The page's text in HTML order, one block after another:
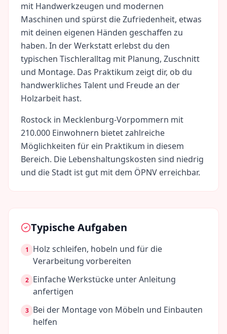
mit Handwerkzeugen und modernen
Maschinen und spürst die Zufriedenheit, etwas
mit deinen eigenen Händen geschaffen zu
haben. In der Werkstatt erlebst du den
typischen Tischleralltag mit Planung, Zuschnitt
und Montage. Das Praktikum zeigt dir, ob du
handwerkliches Talent und Freude an der
Holzarbeit hast.
Rostock in Mecklenburg-Vorpommern mit
210.000 Einwohnern bietet zahlreiche
Möglichkeiten für ein Praktikum in diesem
Bereich. Die Lebenshaltungskosten sind niedrig
und die Stadt ist gut mit dem ÖPNV erreichbar.
Typische Aufgaben
1
Holz schleifen, hobeln und für die
Verarbeitung vorbereiten
2 Einfache Werkstücke unter Anleitung
anfertigen
3 Bei der Montage von Möbeln und Einbauten
helfen